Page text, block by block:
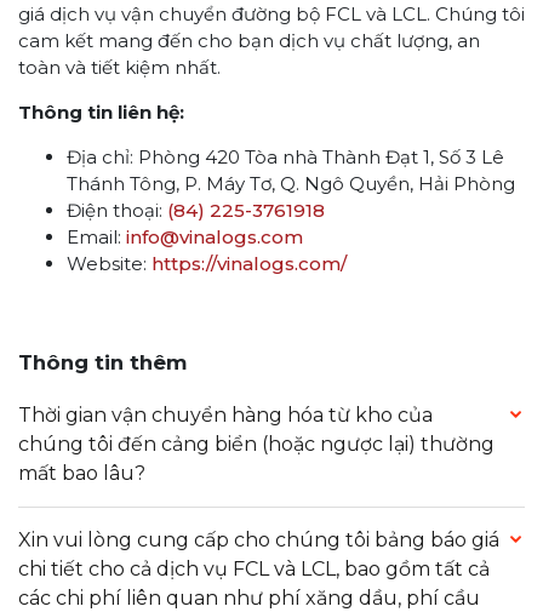
giá dịch vụ vận chuyển đường bộ FCL và LCL. Chúng tôi
cam kết mang đến cho bạn dịch vụ chất lượng, an
toàn và tiết kiệm nhất.
Thông tin liên hệ:
Địa chỉ: Phòng 420 Tòa nhà Thành Đạt 1, Số 3 Lê
Thánh Tông, P. Máy Tơ, Q. Ngô Quyền, Hải Phòng
Điện thoại: (84) 225-3761918
Email: info@vinalogs.com
Website: https://vinalogs.com/
Thông tin thêm
Thời gian vận chuyển hàng hóa từ kho của
chúng tôi đến cảng biển (hoặc ngược lại) thường
mất bao lâu?
Xin vui lòng cung cấp cho chúng tôi bảng báo giá
chi tiết cho cả dịch vụ FCL và LCL, bao gồm tất cả
các chi phí liên quan như phí xăng dầu, phí cầu